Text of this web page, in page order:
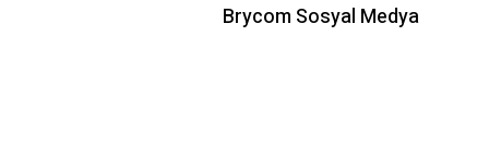
Brycom Sosyal Medya